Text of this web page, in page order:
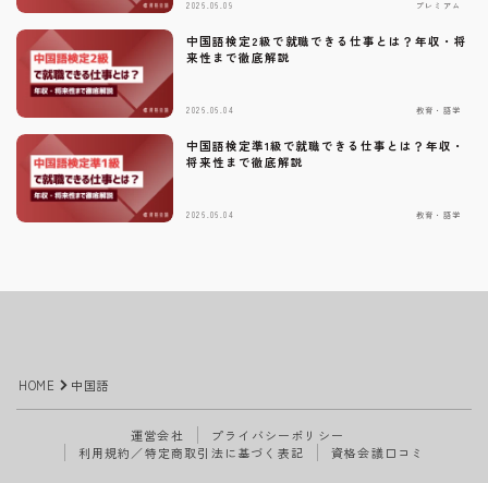
2026.06.09 プレミアム
中国語検定2級で就職できる仕事とは？年収・将
来性まで徹底解説
2026.06.04 教育・語学
中国語検定準1級で就職できる仕事とは？年収・
将来性まで徹底解説
2026.06.04 教育・語学
HOME 中国語
運営会社
プライバシーポリシー
利用規約／特定商取引法に基づく表記
資格会議口コミ